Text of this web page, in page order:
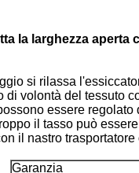
la larghezza
si rilassa
di volontà del tessuto
essere
il tasso può
il nastro
Garanzia